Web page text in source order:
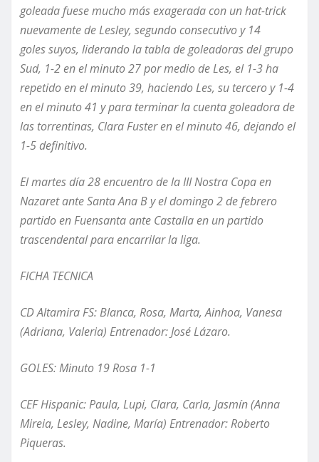
goleada fuese mucho más exagerada con un hat-trick
nuevamente de Lesley, segundo consecutivo y 14
golessuyos, liderando la tabla de goleadoras del grupo
Sud, 1-2 en el minuto 27 por medio de Les, el 1-3 ha
repetido en el minuto 39, haciendo Les, su tercero y 1-4
en el minuto 41 y para terminar la cuenta goleadora de
las torrentinas, Clara Fuster en el minuto 46, dejando el
1-5 definitivo.
El martes día 28 encuentro de la III Nostra Copa en
Nazaret ante Santa AnaB y el domingo 2 de febrero
partido en Fuensanta ante Castalla en un partido
trascendental para encarrilar la liga.
FICHA TECNICA
CD Altamira FS: Blanca, Rosa, Marta, Ainhoa, Vanesa
(Adriana, Valeria) Entrenador: José Lázaro.
GOLES: Minuto 19 Rosa 1-1
CEF Hispanic: Paula, Lupi, Clara, Carla, Jasmín (Anna
Mireia, Lesley, Nadine, María) Entrenador: Roberto
Piqueras.